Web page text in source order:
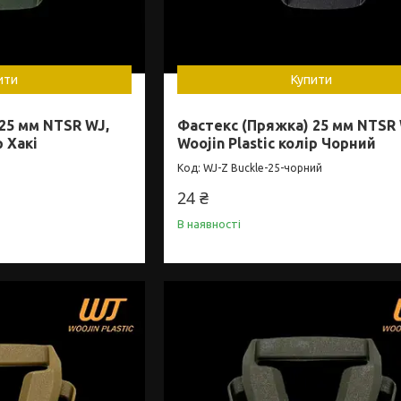
мм NTSR WJ,
Хакі
Купити
Фастекс (Пряжка) 25 мм NTSR
Woojin Plastic колір Чорний
WJ-Z Buckle-25-чорний
24 ₴
В наявності